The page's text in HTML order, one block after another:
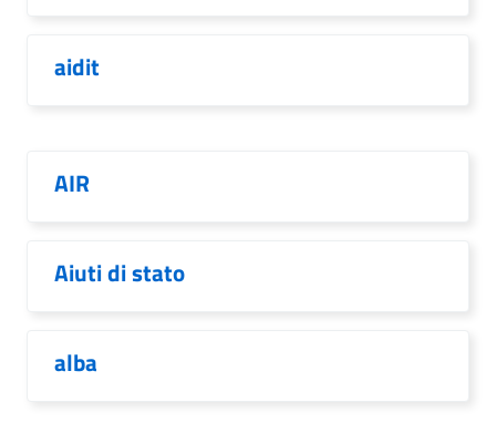
aidit
AIR
Aiuti di stato
alba